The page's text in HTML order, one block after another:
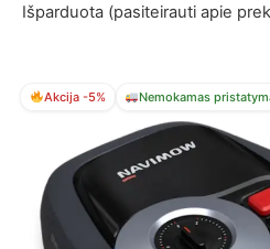
Išparduota (pasiteirauti apie
Akcija -5% Nemokamas